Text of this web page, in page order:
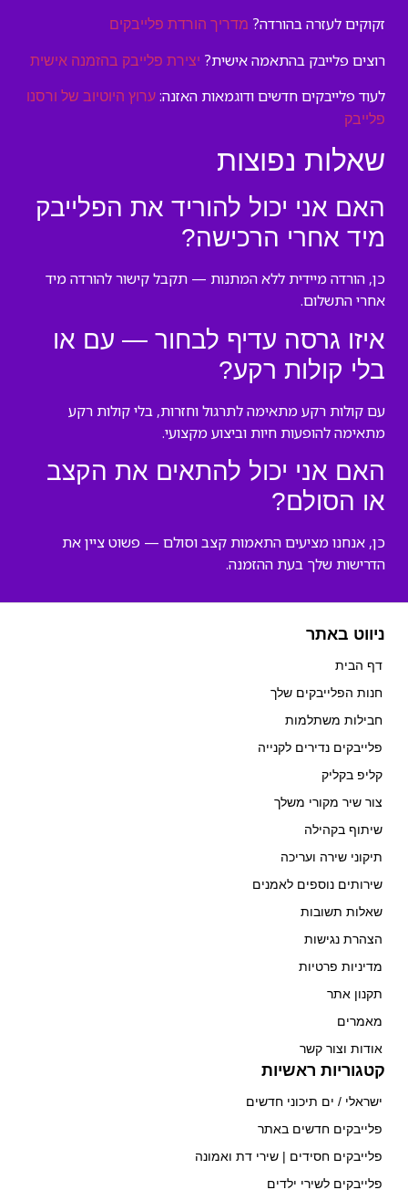
זקוקים לעזרה בהורדה? מדריך הורדת פלייבקים
רוצים פלייבק בהתאמה אישית? יצירת פלייבק בהזמנה אישית
לעוד פלייבקים חדשים ודוגמאות האזנה: ערוץ היוטיוב של ורסנו
פלייבק
שאלות נפוצות
האם אני יכול להוריד את הפלייבק
מיד אחרי הרכישה?
כן, הורדה מיידית ללא המתנות — תקבל קישור להורדה מיד
אחרי התשלום.
איזו גרסה עדיף לבחור — עם או
בלי קולות רקע?
עם קולות רקע מתאימה לתרגול וחזרות, בלי קולות רקע
מתאימה להופעות חיות וביצוע מקצועי.
האם אני יכול להתאים את הקצב
או הסולם?
כן, אנחנו מציעים התאמות קצב וסולם — פשוט ציין את
הדרישות שלך בעת ההזמנה.
ניווט באתר
דף הבית
חנות הפלייבקים שלך
חבילות משתלמות
פלייבקים נדירים לקנייה
קליפ בקליק
צור שיר מקורי משלך
שיתוף בקהילה
תיקוני שירה ועריכה
שירותים נוספים לאמנים
שאלות תשובות
הצהרת נגישות
מדיניות פרטיות
תקנון אתר
מאמרים
אודות וצור קשר
קטגוריות ראשיות
ישראלי / ים תיכוני חדשים
פלייבקים חדשים באתר
פלייבקים חסידים | שירי דת ואמונה
פלייבקים לשירי ילדים